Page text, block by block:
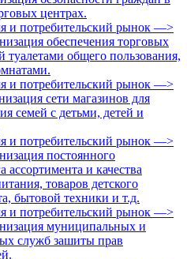
центрах.
и потребительский рынок —>
обеспечения торговых
туалетами общего пользования,
и потребительский рынок —>
сети магазинов для
семей с детьми, детей и
и потребительский рынок —>
постоянного
ассортимента и качества
товаров детского
бытовой техники и т.д.
и потребительский рынок —>
муниципальных и
служб зашиты прав